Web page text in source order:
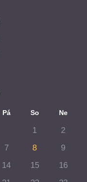
Pá So Ne
1
2
7 8
9
14 15
16